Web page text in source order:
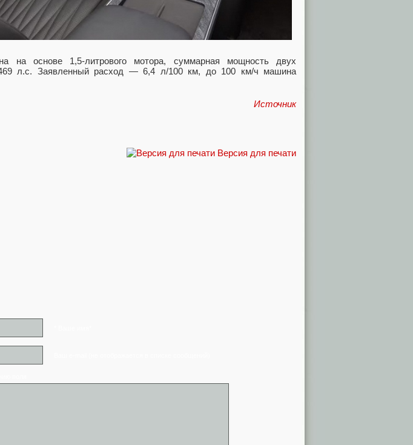
на основе 1,5-литрового мотора, суммарная мощность двух
469 л.с. Заявленный расход — 6,4 л/100 км, до 100 км/ч машина
Источник
Версия для печати